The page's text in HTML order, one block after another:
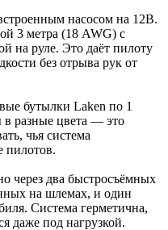
насосом на 12В.
3 метра (18 AWG) с
на руле. Это даёт пилоту
без отрыва рук от
бутылки Laken по 1
разные цвета — это
чья система
пилотов.
через два быстросъёмных
на шлемах, и один
Система герметична,
даже под нагрузкой.